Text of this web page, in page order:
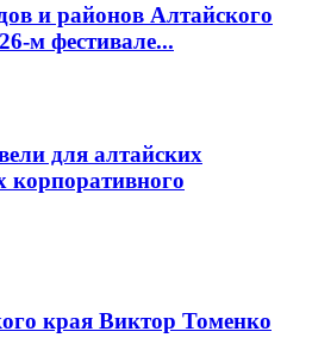
и районов Алтайского
м фестивале...
для алтайских
корпоративного
края Виктор Томенко